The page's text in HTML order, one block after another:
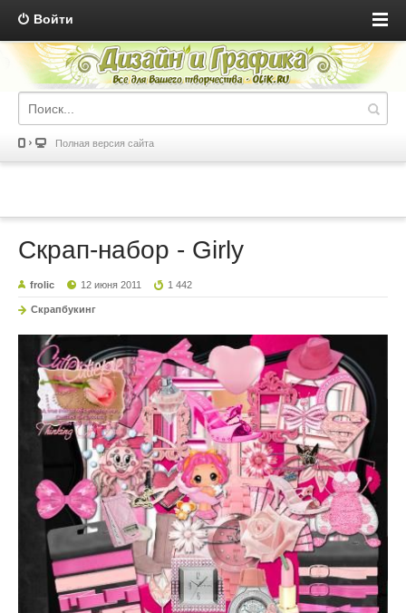
Войти
Полная версия сайта
Скрап-набор - Girly
frolic 12 июня 2011 1 442
Скрапбукинг